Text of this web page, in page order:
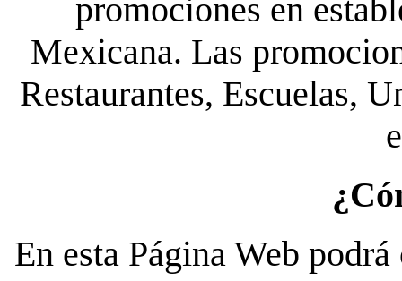
promociones en
Mexicana. Las
Restaurantes, Escuelas,
En esta Página Web